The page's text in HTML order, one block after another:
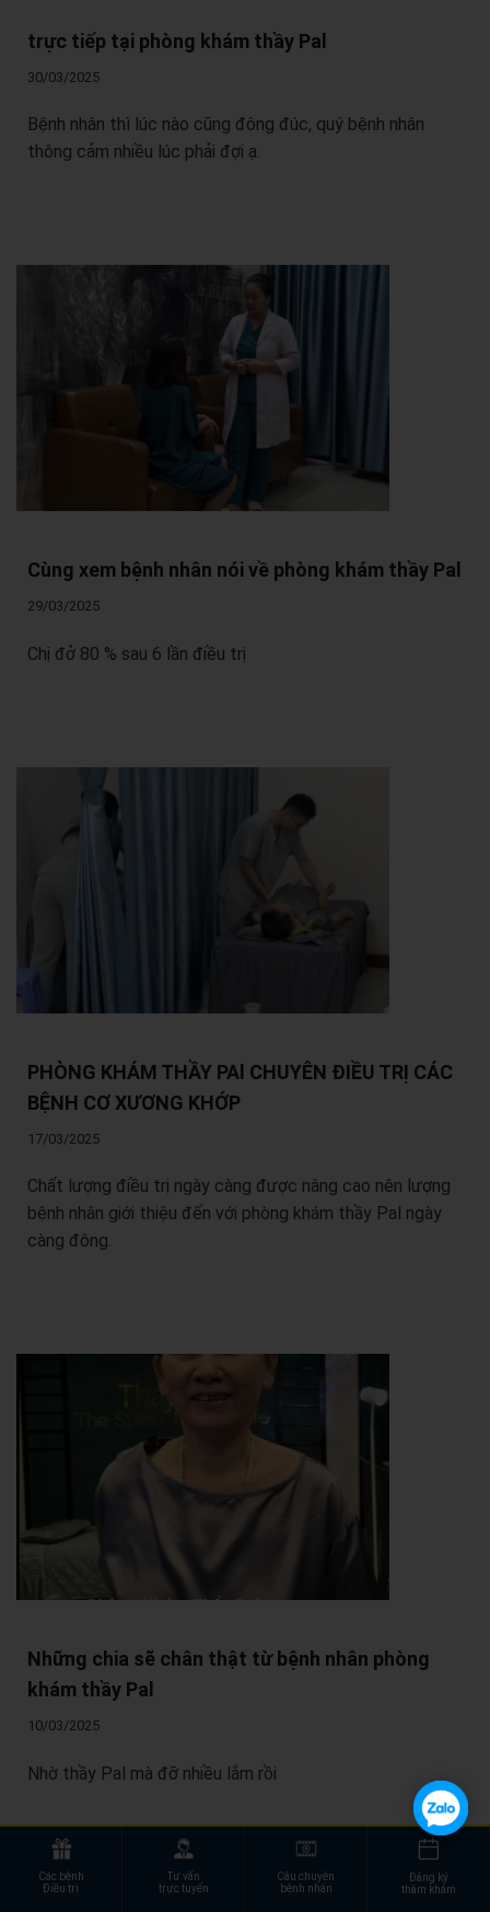
trực tiếp tại phòng khám thầy Pal
30/03/2025
Bệnh nhân thì lúc nào cũng đông đúc, quý bệnh nhân
thông cảm nhiều lúc phải đợi ạ.
Cùng xem bệnh nhân nói về phòng khám thầy Pal
29/03/2025
Chị đở 80 % sau 6 lần điều trị
PHÒNG KHÁM THẦY PAl CHUYÊN ĐIỀU TRỊ CÁC
BỆNH CƠ XƯƠNG KHỚP
17/03/2025
Chất lượng điều trị ngày càng được nâng cao nên lượng
bệnh nhân giới thiệu đến với phòng khám thầy Pal ngày
càng đông.
Những chia sẽ chân thật từ bệnh nhân phòng
khám thầy Pal
10/03/2025
Nhờ thầy Pal mà đỡ nhiều lắm rồi
Các bệnh
Điều trị
Tư vấn
trực tuyến
Câu chuyện
bệnh nhân
Đăng ký
thăm khám